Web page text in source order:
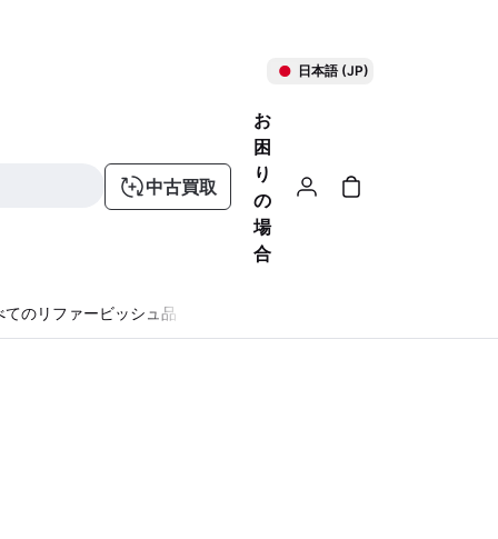
日本語 (JP)
中古買取
お
困
り
の
場
合
てのリファービッシュ品